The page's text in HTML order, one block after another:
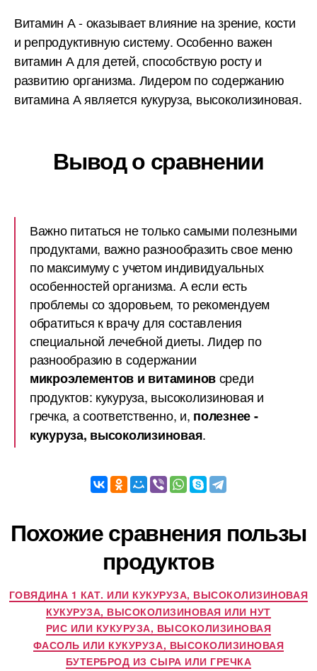
Витамин А - оказывает влияние на зрение, кости
и репродуктивную систему. Особенно важен
витамин А для детей, способствую росту и
развитию организма. Лидером по содержанию
витамина А является кукуруза, высоколизиновая.
Вывод о сравнении
Важно питаться не только самыми полезными
продуктами, важно разнообразить свое меню
по максимуму с учетом индивидуальных
особенностей организма. А если есть
проблемы со здоровьем, то рекомендуем
обратиться к врачу для составления
специальной лечебной диеты. Лидер по
разнообразию в содержании
микроэлементов и витаминовсреди
продуктов: кукуруза, высоколизиновая и
гречка, а соответственно, и, полезнее -
кукуруза, высоколизиновая.
Похожие сравнения пользы
продуктов
ГОВЯДИНА 1 КАТ. ИЛИ КУКУРУЗА, ВЫСОКОЛИЗИНОВАЯ
КУКУРУЗА, ВЫСОКОЛИЗИНОВАЯ ИЛИ НУТ
РИС ИЛИ КУКУРУЗА, ВЫСОКОЛИЗИНОВАЯ
ФАСОЛЬ ИЛИ КУКУРУЗА, ВЫСОКОЛИЗИНОВАЯ
БУТЕРБРОД ИЗ СЫРА ИЛИ ГРЕЧКА